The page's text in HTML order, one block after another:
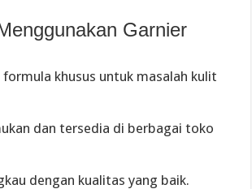
Garnier
khusus untuk masalah kulit
dan tersedia di berbagai toko
dengan kualitas yang baik.